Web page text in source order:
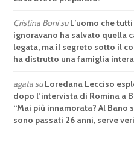
Cristina BonisuL’uomo che tutti
ignoravano ha salvato quella
legata, ma il segreto sotto il
ha distrutto una famiglia intera
agatasuLoredana Lecciso
dopo l’intervista di Romina a
“Mai più innamorata? Al Bano
sono passati 26 anni, serve